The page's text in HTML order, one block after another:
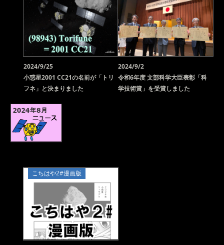
2024/9/25
小惑星2001 CC21の名前が「トリ
フネ」と決まりました
2024/9/2
令和6年度 文部科学大臣表彰「科
学技術賞」を受賞しました
こちはや2#漫画版